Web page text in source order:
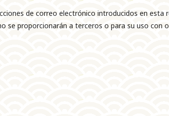
de correo electrónico introducidos en esta
se proporcionarán a terceros o para su uso con